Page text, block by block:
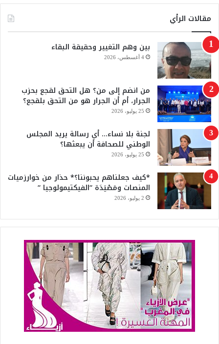
س
ب
و
ك
u
T
b
e
مقالات الرأي
بين وهم التغيير وحقيقة البقاء
4 أغسطس، 2026
من انضم إلى من؟ هل التحق لقجع بحزب
الجرار، أم أن الجرار هو من التحق بلقجع؟
25 يوليو، 2026
لجنة بلا نساء… أي رسالة يريد المجلس
الوطني للصحافة أن يبعثها؟
25 يوليو، 2026
*كيف جعلناهم يحبوننا؟* حذار من خوارزميات
المنصات ومَصْيَدَة “الفيكتيمولوجيا “
2 يوليو، 2026